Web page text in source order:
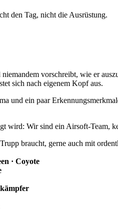
den Tag, nicht die Ausrüstung.
vorschreibt, wie er
sich nach eigenem Kopf aus.
und ein paar
wird: Wir sind ein Airsoft-Team,
braucht, gerne auch mit
· Coyote